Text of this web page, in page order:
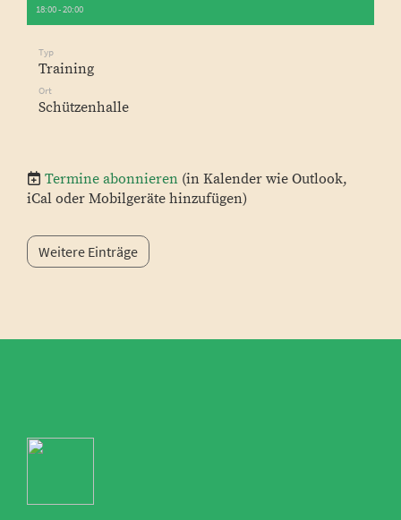
18:00 - 20:00
Typ
Training
Ort
Schützenhalle
Termine abonnieren (in Kalender wie Outlook,
iCal oder Mobilgeräte hinzufügen)
Weitere Einträge